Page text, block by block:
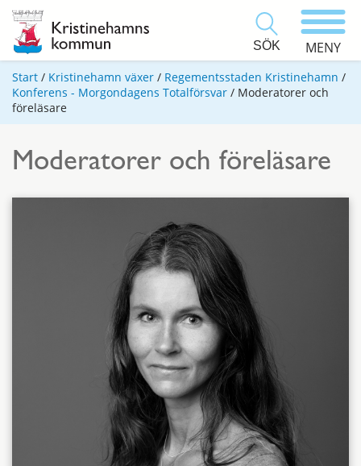
SÖK MENY
Start / Kristinehamn växer / Regementsstaden Kristinehamn /
Konferens - Morgondagens Totalförsvar / Moderatorer och
föreläsare
Moderatorer och föreläsare